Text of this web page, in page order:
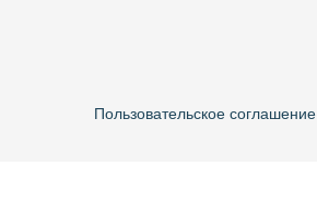
Пользовательское соглашение